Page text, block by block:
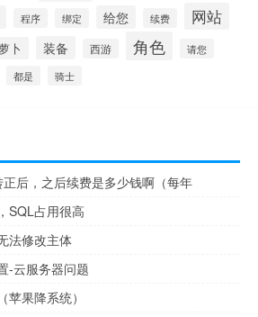
程序 绑定 给您 续费 网站
卜 装备 西游 角色 请您
都是 骑士
后，之后续费是多少钱啊（每年
SQL占用很高
法修改主体
-云服务器问题
果降系统）